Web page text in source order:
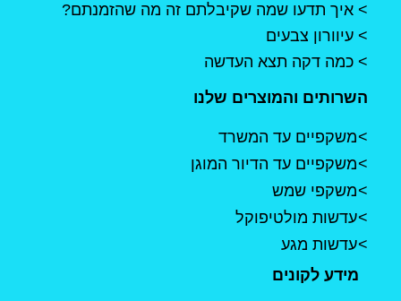
איך תדעו שמה שקיבלתם זה מה שהזמנתם?
עיוורון צבעים
כמה דקה תצא העדשה
השרותים והמוצרים שלנו
משקפיים עד המשרד
משקפיים עד הדיור המוגן
משקפי שמש
עדשות מולטיפוקל
עדשות מגע
מידע לקונים